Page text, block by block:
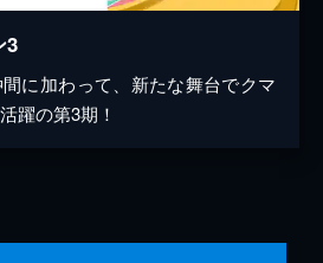
3
に加わって、新たな舞台でクマ
躍の第3期！